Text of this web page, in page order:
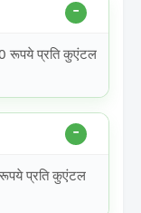
रूपये प्रति कुएंटल
प्रति कुएंटल